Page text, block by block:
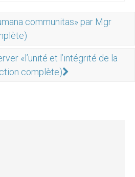
communitas» par Mgr
«l’unité et l’intégrité de la
complète)